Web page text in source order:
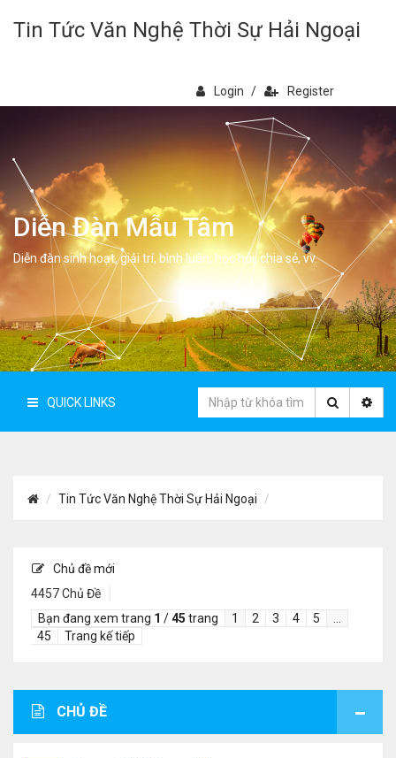
Tin Tức Văn Nghệ Thời Sự Hải Ngoại
Login / Register
Diễn Đàn Mẫu Tâm
Diễn đàn sinh hoạt, giải trí, bình luân, học hỏi, chia sẻ, vv.
QUICK LINKS
Tin Tức Văn Nghệ Thời Sự Hải Ngoại
Chủ đề mới
4457 Chủ Đề
Bạn đang xem trang 1 /45 trang 1 2 3 4 5
45
Trang kế tiếp
CHỦ ĐỀ